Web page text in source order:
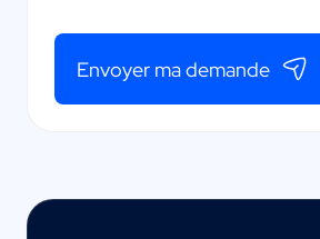
Envoyer ma demande